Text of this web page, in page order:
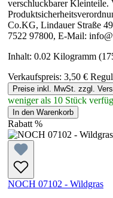
verschluckbarer Kleinteile.
Co.KG, Lindauer Straße
7522 97800, E-Mail:
Inhalt: 0.02 Kilogramm
Verkaufspreis: 3,50 €
Preise inkl. MwSt. zzgl.
weniger als 10 Stück
In den Warenkorb
Rabatt %
NOCH 07102 - Wildgras